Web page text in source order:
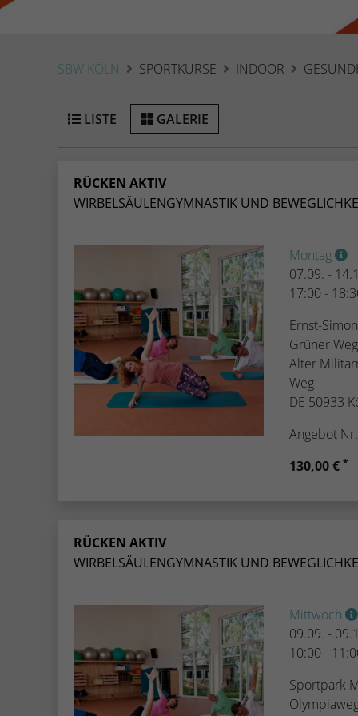
SBW KÖLN SPORTKURSE INDOOR
LISTE GALERIE
RÜCKEN AKTIV
WIRBELSÄULENGYMNASTIK UND
Montag
07.09. -
17:00 -
Ernst-
Grüner Weg
Alter
Weg
DE 50933
Angebot
130,00 € *
RÜCKEN AKTIV
WIRBELSÄULENGYMNASTIK UND
Mittwoch
09.09. -
10:00 -
Sportpark